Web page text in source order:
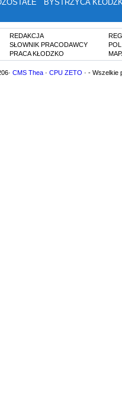
BYSTRZYCA
REDAKCJA
SŁOWNIK PRACODAWCY
PRACA KŁODZKO
CMS Thea · CPU ZETO · - Wszelkie